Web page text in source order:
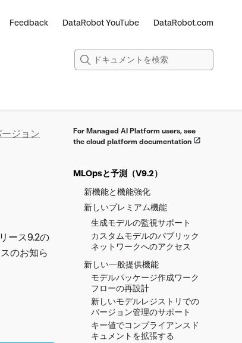
Feedback DataRobot YouTube DataRobot.com
For Managed AI Platform users, see
the cloud platform documentation
MLOpsと予測（V9.2）
新機能と機能強化
新しいプレミアム機能
生成モデルの監視サポート
カスタムモデルのパブリック
ネットワークへのアクセス
新しい一般提供機能
モデルパッケージ作成ワーク
フローの再設計
新しいモデルレジストリでの
バージョン管理のサポート
キー値でコンプライアンスド
キュメントを拡張する
ジョン
ース9.2の
のお知ら